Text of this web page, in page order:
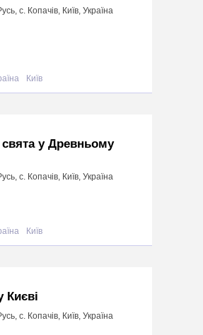
с. Копачів, Київ, Україна
Київ
свята у Древньому
с. Копачів, Київ, Україна
Київ
с. Копачів, Київ, Україна